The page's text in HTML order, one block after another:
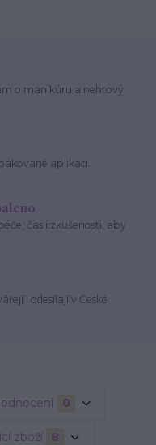
o manikúru a nehtový
aplikaci.
čas i zkušenosti, aby
i odesílají v České
0
zboží 8